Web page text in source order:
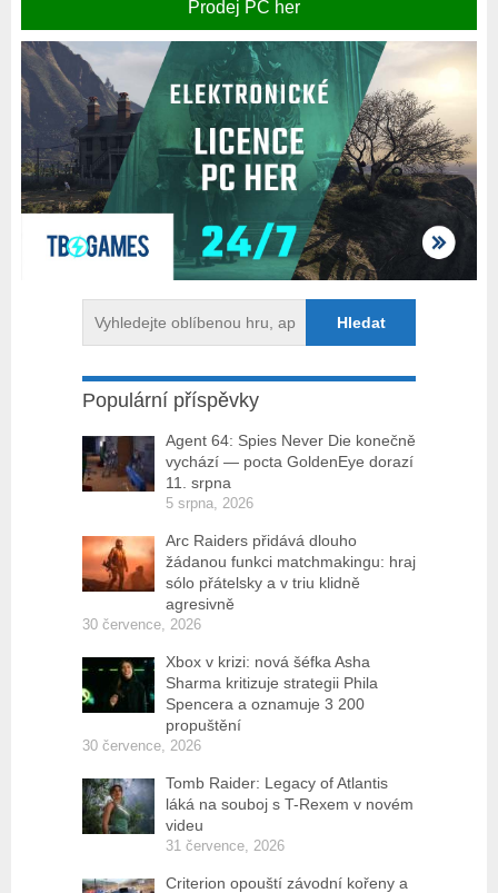
Prodej PC her
Populární příspěvky
Agent 64: Spies Never Die konečně
vychází — pocta GoldenEye dorazí
11. srpna
5 srpna, 2026
Arc Raiders přidává dlouho
žádanou funkci matchmakingu: hraj
sólo přátelsky a v triu klidně
agresivně
30 července, 2026
Xbox v krizi: nová šéfka Asha
Sharma kritizuje strategii Phila
Spencera a oznamuje 3 200
propuštění
30 července, 2026
Tomb Raider: Legacy of Atlantis
láká na souboj s T-Rexem v novém
videu
31 července, 2026
Criterion opouští závodní kořeny a